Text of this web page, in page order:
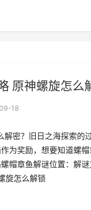
原神螺旋怎么
18
解密？旧日之海探索
为奖励，想要知道螺
帽章鱼解谜位置：解
旋怎么解锁